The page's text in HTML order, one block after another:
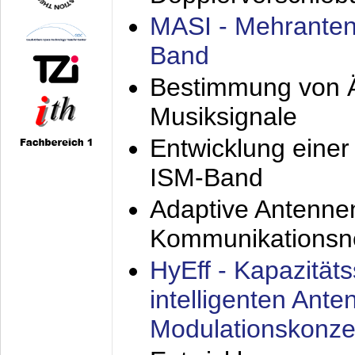
MASI -
Band
Bestimmung von
Musiksignale
Entwicklung
ISM-Band
Adaptive
HyEff -
intelligenten